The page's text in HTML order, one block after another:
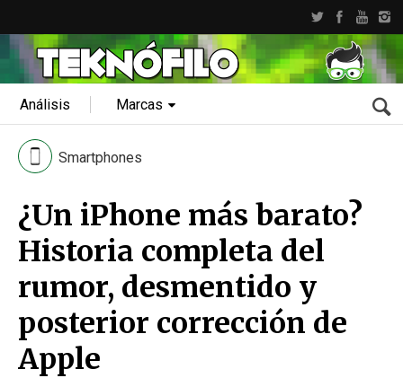
Análisis Marcas
Smartphones
¿Un iPhone más barato?
Historia completa del
rumor, desmentido y
posterior corrección de
Apple